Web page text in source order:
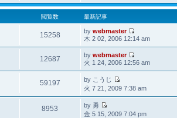
閲覧数 最新記事
15258 bywebmaster
木 2 02, 2006 12:14 am
12687 bywebmaster
火 1 24, 2006 12:56 am
59197
by こうじ
火 7 21, 2009 7:38 am
8953
by 勇
金 5 15, 2009 7:04 pm